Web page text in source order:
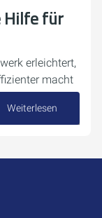
Hilfe für
erleichtert,
macht
Weiterlesen